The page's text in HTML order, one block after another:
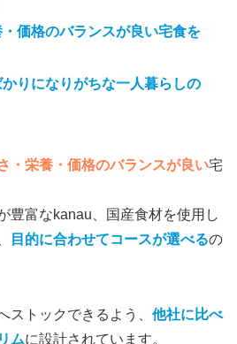
価格のバランスが良い宅食を
りになりがちな一人暮らしの
・栄養・価格のバランスが良い宅
豊富なkanau、国産食材を使用し
目的に合わせてコースが選べるの
ストックできるよう、 他社に比べ
ムに設計されています。